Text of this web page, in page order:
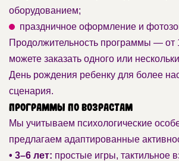
оборудованием;
праздничное оформление и
Продолжительность программы — от
можете заказать одного или
День рождения ребенку для более
сценария.
Программы по возрастам
Мы учитываем психологические
предлагаем адаптированные
• 3–6 лет: простые игры, тактильное